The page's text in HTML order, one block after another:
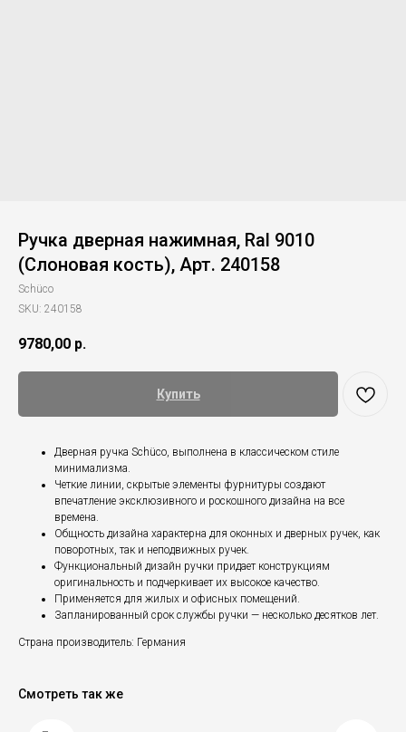
Ручка дверная нажимная, Ral 9010
(Слоновая кость), Арт. 240158
Schüco
SKU: 240158
9780,00 р.
Купить
Дверная ручка Schüco, выполнена в классическом стиле
минимализма.
Четкие линии, скрытые элементы фурнитуры создают
впечатление эксклюзивного и роскошного дизайна на все
времена.
Общность дизайна характерна для оконных и дверных ручек, как
поворотных, так и неподвижных ручек.
Функциональный дизайн ручки придает конструкциям
оригинальность и подчеркивает их высокое качество.
Применяется для жилых и офисных помещений.
Запланированный срок службы ручки — несколько десятков лет.
Страна производитель: Германия
Смотреть так же